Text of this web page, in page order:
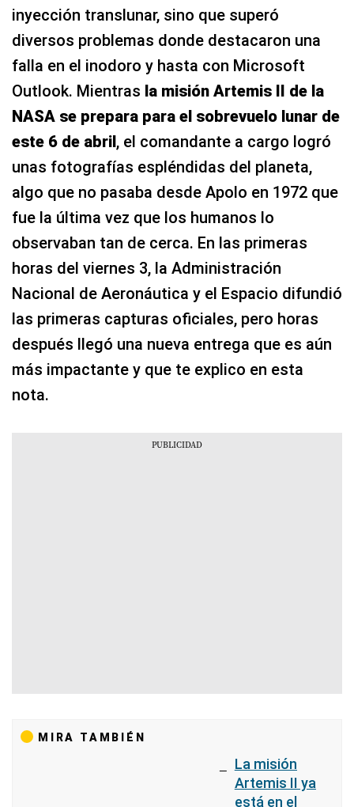
inyección translunar, sino que superó
diversos problemas donde destacaron una
falla en el inodoro y hasta con Microsoft
Outlook. Mientras la misión Artemis II de la
NASA se prepara para el sobrevuelo lunar de
este 6 de abril, el comandante a cargo logró
unas fotografías espléndidas del planeta,
algo que no pasaba desde Apolo en 1972 que
fue la última vez que los humanos lo
observaban tan de cerca. En las primeras
horas del viernes 3, la Administración
Nacional de Aeronáutica y el Espacio difundió
las primeras capturas oficiales, pero horas
después llegó una nueva entrega que es aún
más impactante y que te explico en esta
nota.
MIRA TAMBIÉN
La misión
Artemis II ya
está en el